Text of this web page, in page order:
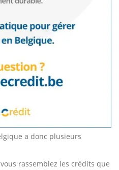
a donc plusieurs
rassemblez les crédits que